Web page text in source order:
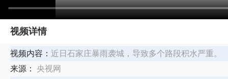
视频详情
视频内容： 近日石家庄暴雨袭城，导致多个路段积水严重。
来源：
央视网